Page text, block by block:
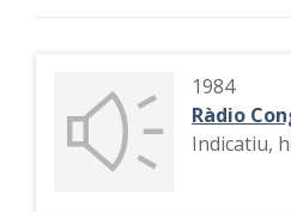
1984
Ràdio
Indicatiu,